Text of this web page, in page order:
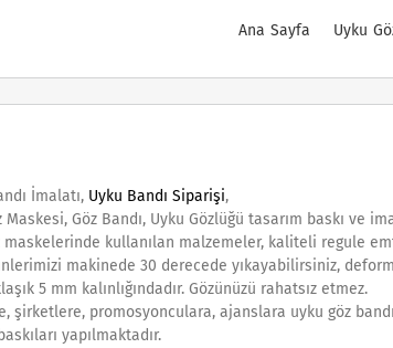
Ana Sayfa Uyku
İmalatı, Uyku Bandı Siparişi,
Maskesi, Göz Bandı, Uyku Gözlüğü tasarım baskı ve
maskelerinde kullanılan malzemeler, kaliteli regule
makinede 30 derecede yıkayabilirsiniz,
5 mm kalınlığındadır. Gözünüzü rahatsız etmez.
şirketlere, promosyonculara, ajanslara uyku göz
yapılmaktadır.